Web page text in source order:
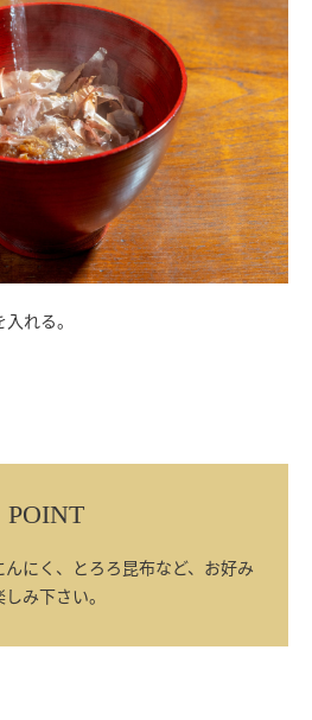
れる。
POINT
にく、とろろ昆布など、お好み
み下さい。